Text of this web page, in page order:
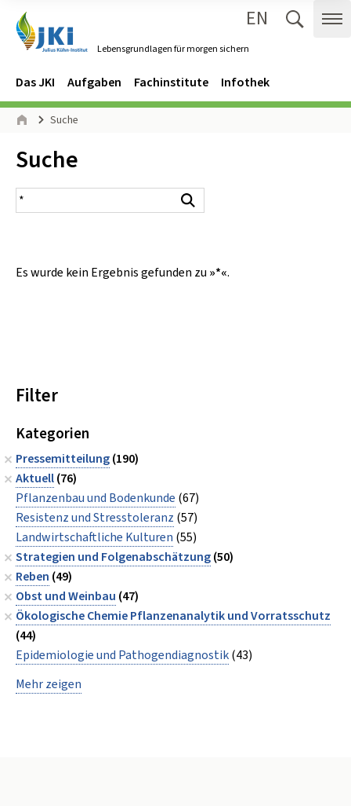
Lebensgrundlagen für morgen sichern
EN
Navigation
Hauptmenü
Das JKI Aufgaben Fachinstitute Infothek
Seitenpfad
Suche
Inhalt:
Suche
Suchergebnis
Es wurde kein Ergebnis gefunden zu »*«.
Filter
Kategorien
Pressemitteilung(190)
Aktuell(76)
Pflanzenbau und Bodenkunde (67)
Resistenz und Stresstoleranz (57)
Landwirtschaftliche Kulturen (55)
Strategien und Folgenabschätzung(50)
Reben (49)
Obst und Weinbau (47)
Ökologische Chemie Pflanzenanalytik und Vorratsschutz
(44)
Epidemiologie und Pathogendiagnostik(43)
Mehr zeigen